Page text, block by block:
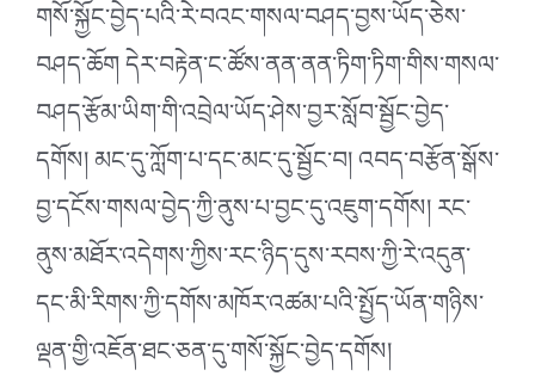
གསོ་སྐྱོང་བྱེད་པའི་རེ་བའང་གསལ་བཤད་བྱས་ཡོད་ཅེས་
བཤད་ཆོག དེར་བརྟེན་ང་ཚོས་ནན་ནན་ཏིག་ཏིག་གིས་གསལ་
བཤད་རྩོམ་ཡིག་གི་འབྲེལ་ཡོད་ཤེས་བྱར་སློབ་སྦྱོང་བྱེད་
དགོས། མང་དུ་ཀློག་པ་དང་མང་དུ་སྦྱོང་བ། འབད་བརྩོན་སྒོས་
བྱ་དངོས་གསལ་བྱེད་ཀྱི་ནུས་པ་བྱང་དུ་འཇུག་དགོས། རང་
ནུས་མཐོར་འདེགས་ཀྱིས་རང་ཉིད་དུས་རབས་ཀྱི་རེ་འདུན་
དང་མི་རིགས་ཀྱི་དགོས་མཁོར་འཚམ་པའི་སྤྱོད་ཡོན་གཉིས་
ལྡན་གྱི་འཇོན་ཐང་ཅན་དུ་གསོ་སྐྱོང་བྱེད་དགོས།